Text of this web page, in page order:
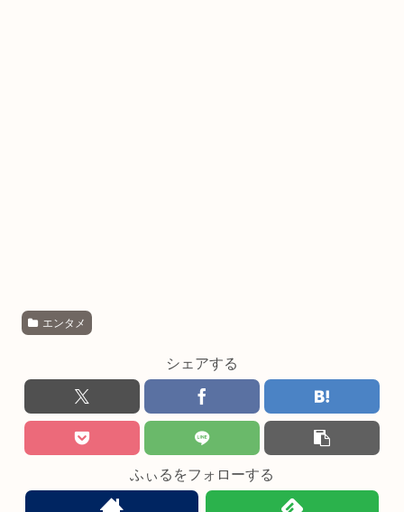
エンタメ
シェアする
ふぃるをフォローする